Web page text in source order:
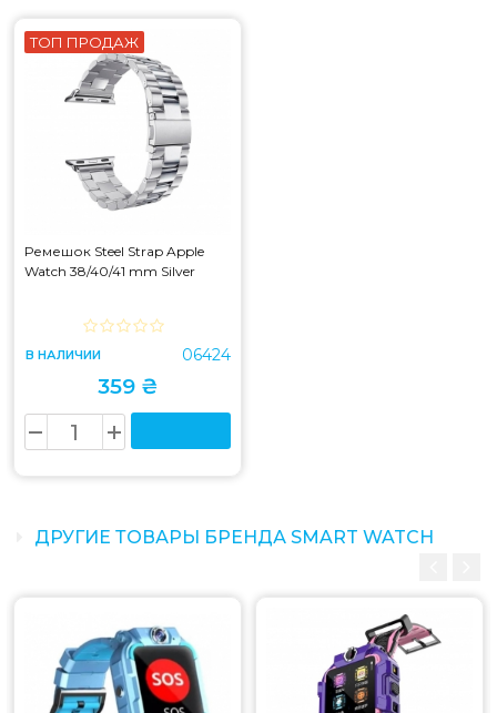
ТОП ПРОДАЖ
Ремешок Steel Strap Apple
Watch 38/40/41 mm Silver
В НАЛИЧИИ 06424
359 ₴
ДРУГИЕ ТОВАРЫ БРЕНДА SMART WATCH